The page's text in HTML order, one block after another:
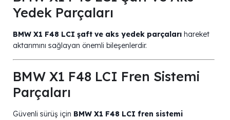
Yedek Parçaları
BMW X1 F48 LCI şaft ve aks yedek parçaları hareket
aktarımını sağlayan önemli bileşenlerdir.
BMW X1 F48 LCI Fren Sistemi
Parçaları
Güvenli sürüş için BMW X1 F48 LCI fren sistemi